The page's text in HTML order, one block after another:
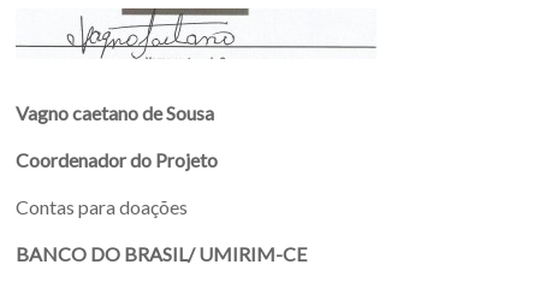
Vagno caetano de Sousa
Coordenador do Projeto
Contas para doações
BANCO DO BRASIL/ UMIRIM-CE